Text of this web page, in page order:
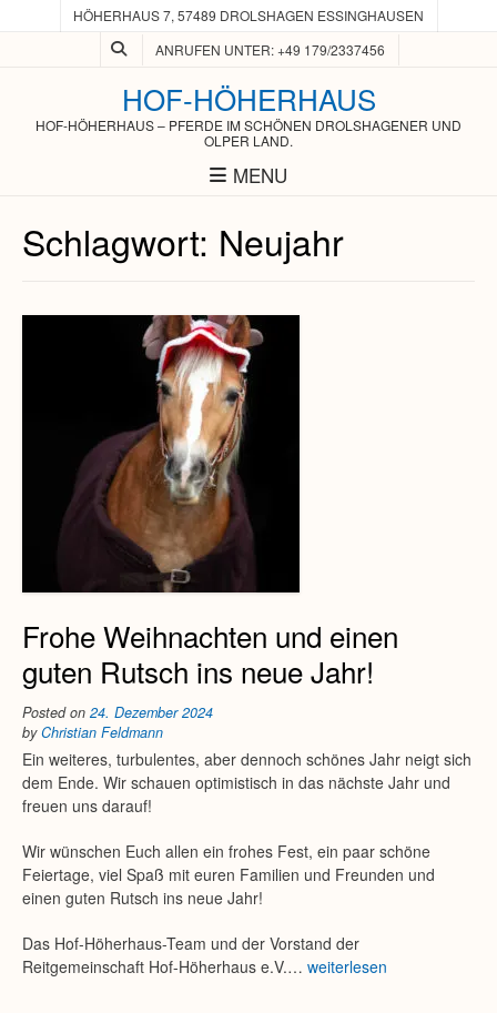
HÖHERHAUS 7, 57489 DROLSHAGEN ESSINGHAUSEN
ANRUFEN UNTER: +49 179/2337456
HOF-HÖHERHAUS
HOF-HÖHERHAUS – PFERDE IM SCHÖNEN DROLSHAGENER UND
OLPER LAND.
MENU
Schlagwort: Neujahr
Frohe Weihnachten und einen
guten Rutsch ins neue Jahr!
Posted on 24. Dezember 2024
byChristian Feldmann
Ein weiteres, turbulentes, aber dennoch schönes Jahr neigt sich
dem Ende. Wir schauen optimistisch in das nächste Jahr und
freuen uns darauf!
Wir wünschen Euch allen ein frohes Fest, ein paar schöne
Feiertage, viel Spaß mit euren Familien und Freunden und
einen guten Rutsch ins neue Jahr!
Das Hof-Höherhaus-Team und der Vorstand der
Reitgemeinschaft Hof-Höherhaus e.V.… weiterlesen